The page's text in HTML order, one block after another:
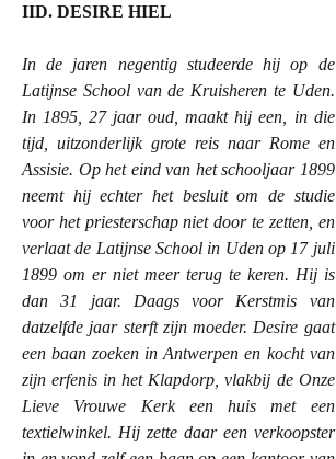
IID. DESIRE HIEL
In de jaren negentig studeerde hij op de
Latijnse School van de Kruisheren te Uden.
In 1895, 27 jaar oud, maakt hij een, in die
tijd, uitzonderlijk grote reis naar Rome en
Assisie. Op het eind van het schooljaar 1899
neemt hij echter het besluit om de studie
voor het priesterschap niet door te zetten, en
verlaat de Latijnse School in Uden op 17 juli
1899 om er niet meer terug te keren. Hij is
dan 31 jaar. Daags voor Kerstmis van
datzelfde jaar sterft zijn moeder. Desire gaat
een baan zoeken in Antwerpen en kocht van
zijn erfenis in het Klapdorp, vlakbij de Onze
Lieve Vrouwe Kerk een huis met een
textielwinkel. Hij zette daar een verkoopster